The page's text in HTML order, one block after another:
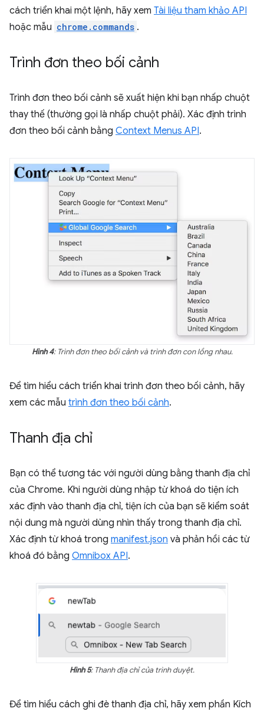
cách triển khai một lệnh, hãy xem Tài liệu tham khảo API
hoặc mẫu chrome.commands .
Trình đơn theo bối cảnh
Trình đơn theo bối cảnh sẽ xuất hiện khi bạn nhấp chuột
thay thế (thường gọi là nhấp chuột phải). Xác định trình
đơn theo bối cảnh bằng Context Menus API.
Hình 4: Trình đơn theo bối cảnh và trình đơn con lồng nhau.
Để tìm hiểu cách triển khai trình đơn theo bối cảnh, hãy
xem các mẫu trình đơn theo bối cảnh.
Thanh địa chỉ
Bạn có thể tương tác với người dùng bằng thanh địa chỉ
của Chrome. Khi người dùng nhập từ khoá do tiện ích
xác định vào thanh địa chỉ, tiện ích của bạn sẽ kiểm soát
nội dung mà người dùng nhìn thấy trong thanh địa chỉ.
Xác định từ khoá trong manifest.json và phản hồi các từ
khoá đó bằng Omnibox API.
Hình 5: Thanh địa chỉ của trình duyệt.
Để tìm hiểu cách ghi đè thanh địa chỉ, hãy xem phần Kích